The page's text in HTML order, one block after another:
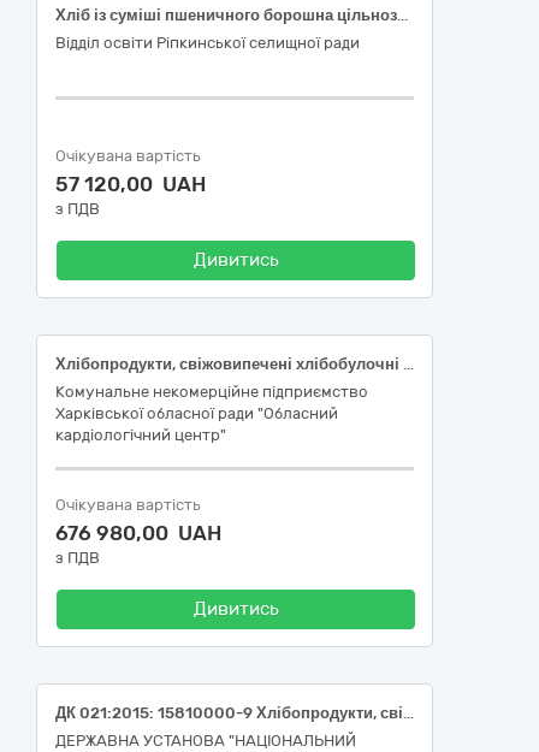
Хліб із суміші пшеничного борошна цільнозернового та вищого сорту подовий, в упаковці (код за ЄЗС ДК 021:2015: 15810000-9 Хлібопродукти, свіжовипечені хлібобулочні та кондитерські вироби)
Відділ освіти Ріпкинської селищної ради
Очікувана вартість
57 120,00 UAH
з ПДВ
Дивитись
Хлібопродукти, свіжовипечені хлібобулочні та кондитерські вироби» (15810000-9 - хліб пшеничний з борошна першого ґатунку, 15810000-9 - хліб з суміші житнього обдирного і пшеничного борошна першого ґатунку, 15811200-8 - булка здобна із борошна пшеничного вищого ґатунку 70 гр)
Комунальне некомерційне підприємство
Харківської обласної ради "Обласний
кардіологічний центр"
Очікувана вартість
676 980,00 UAH
з ПДВ
Дивитись
ДК 021:2015: 15810000-9 Хлібопродукти, свіжовипечені хлібобулочні та кондитерські вироби (Хліб з пшеничного борошна, в упаковці; Хліб з суміші житнього і пшеничного борошна, в упаковці)
ДЕРЖАВНА УСТАНОВА "НАЦІОНАЛЬНИЙ